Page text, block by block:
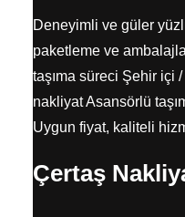
Deneyimli ve güler
paketleme ve
taşıma süreci Şehir içi
nakliyat Asansörlü
Uygun fiyat, kaliteli
Çertaş